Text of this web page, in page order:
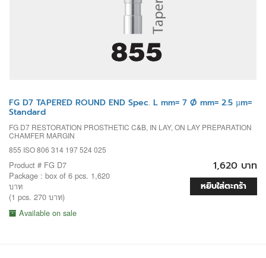
FG D7 TAPERED ROUND END Spec. L mm= 7 Ø mm= 2.5 µm=
Standard
FG D7 RESTORATION PROSTHETIC C&B, IN LAY, ON LAY PREPARATION
CHAMFER MARGIN
855 ISO 806 314 197 524 025
Product # FG D7
Package : box of 6 pcs. 1,620
บาท
(1 pcs. 270 บาท)
Available on sale
1,620 บาท
หยิบใส่ตะกร้า